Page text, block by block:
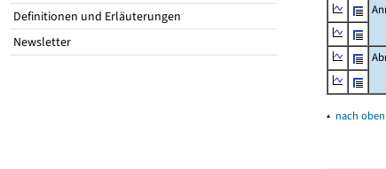
Definitionen und Erläuterungen
Newsletter
▴ nach oben